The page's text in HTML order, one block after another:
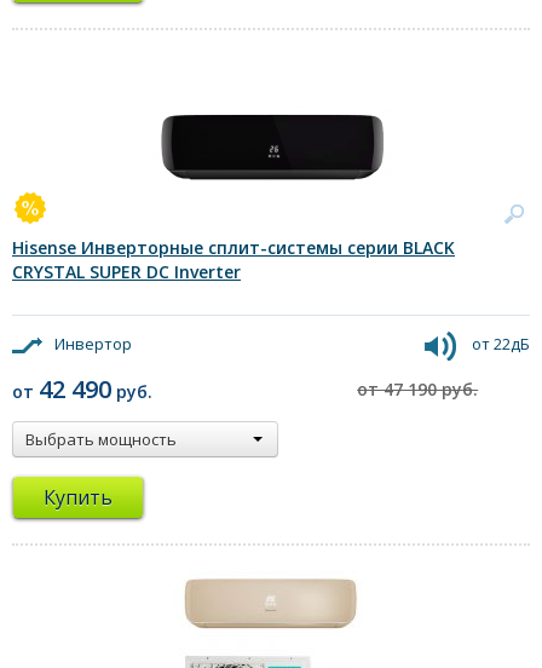
Hisense Инверторные сплит-системы серии BLACK
CRYSTAL SUPER DC Inverter
Инвертор от 22дБ
от 42 490 руб. от 47 190 руб.
Выбрать мощность
Купить